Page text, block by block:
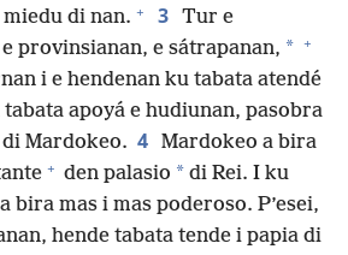
di nan. + 3 Tur e
provinsianan, e sátrapanan, * +
i e hendenan ku tabata atendé
apoyá e hudiunan, pasobra
Mardokeo. 4 Mardokeo a bira
+ den palasio * di Rei. I ku
bira mas i mas poderoso. P’esei,
hende tabata tende i papia di